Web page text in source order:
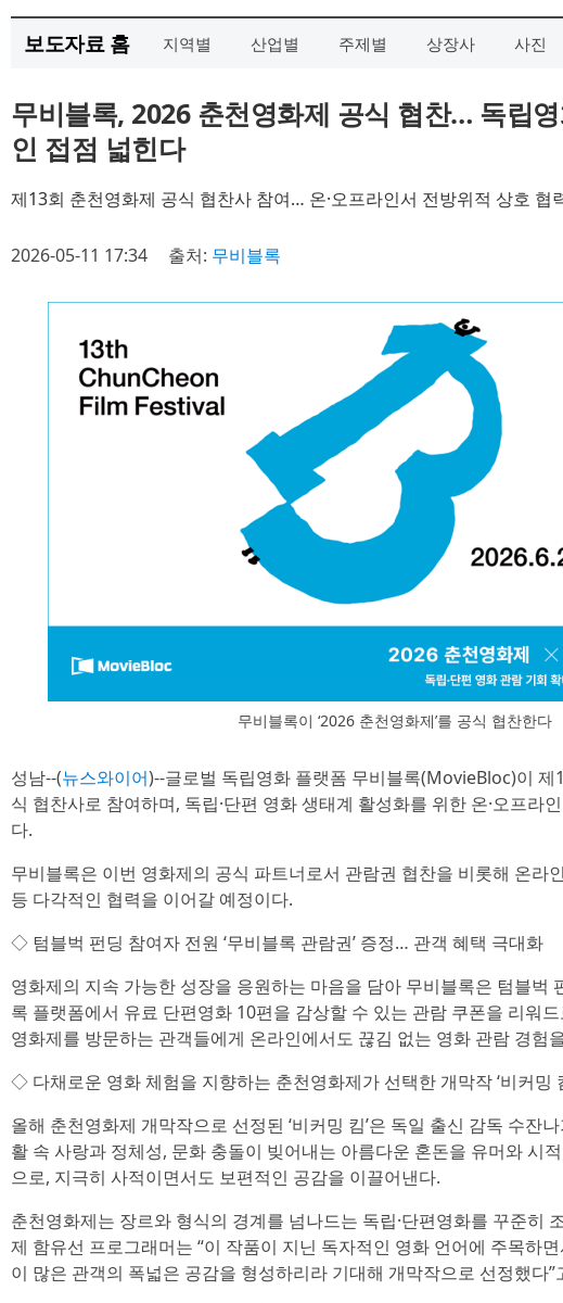
보도자료 홈 지역별 산업별 주제별 상장사 사진
무비블록, 2026 춘천영화제 공식 협찬… 독립
인 접점 넓힌다
제13회 춘천영화제 공식 협찬사 참여… 온·오프라인서 전방위적 상호 협
2026-05-11 17:34 출처: 무비블록
무비블록이 ‘2026 춘천영화제’를 공식 협찬한다
성남--(뉴스와이어)--글로벌 독립영화 플랫폼 무비블록(MovieBloc)이 제
식 협찬사로 참여하며, 독립·단편 영화 생태계 활성화를 위한 온·오프라
다.
무비블록은 이번 영화제의 공식 파트너로서 관람권 협찬을 비롯해 온라
등 다각적인 협력을 이어갈 예정이다.
◇ 텀블벅 펀딩 참여자 전원 ‘무비블록 관람권’ 증정… 관객 혜택 극대화
영화제의 지속 가능한 성장을 응원하는 마음을 담아 무비블록은 텀블벅
록 플랫폼에서 유료 단편영화 10편을 감상할 수 있는 관람 쿠폰을 리워
영화제를 방문하는 관객들에게 온라인에서도 끊김 없는 영화 관람 경험
◇ 다채로운 영화 체험을 지향하는 춘천영화제가 선택한 개막작 ‘비커밍
올해 춘천영화제 개막작으로 선정된 ‘비커밍 킴’은 독일 출신 감독 수잔
활 속 사랑과 정체성, 문화 충돌이 빚어내는 아름다운 혼돈을 유머와 시
으로, 지극히 사적이면서도 보편적인 공감을 이끌어낸다.
춘천영화제는 장르와 형식의 경계를 넘나드는 독립·단편영화를 꾸준히
제 함유선 프로그래머는 “이 작품이 지닌 독자적인 영화 언어에 주목하
이 많은 관객의 폭넓은 공감을 형성하리라 기대해 개막작으로 선정했다”